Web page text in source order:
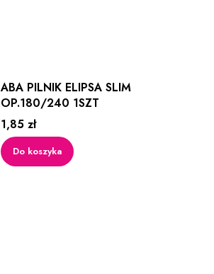
ABA PILNIK ELIPSA SLIM
OP.180/240 1SZT
Cena
1,85 zł
Do koszyka